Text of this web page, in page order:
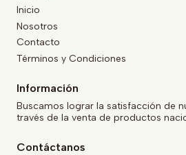
Inicio
Nosotros
Contacto
Términos y Condiciones
Información
Buscamos lograr la satisfacción de
través de la venta de productos
Contáctanos